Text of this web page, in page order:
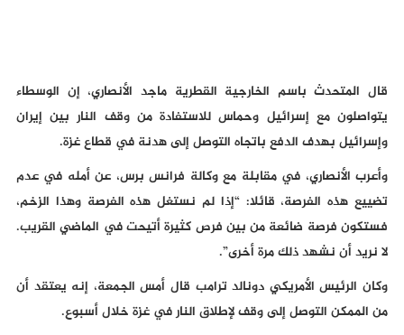
قال المتحدث باسم الخارجية القطرية ماجد الأنصاري، إن الوسطاء
يتواصلون مع إسرائيل وحماس للاستفادة من وقف النار بين إيران
وإسرائيل بهدف الدفع باتجاه التوصل إلى هدنة في قطاع غزة.
وأعرب الأنصاري، في مقابلة مع وكالة فرانس برس، عن أمله في عدم
تضييع هذه الفرصة، قائلا: “إذا لم نستغل هذه الفرصة وهذا الزخم،
فستكون فرصة ضائعة من بين فرص كثيرة أتيحت في الماضي القريب.
لا نريد أن نشهد ذلك مرة أخرى”.
وكان الرئيس الأمريكي دونالد ترامب قال أمس الجمعة، إنه يعتقد أن
من الممكن التوصل إلى وقف لإطلاق النار في غزة خلال أسبوع.